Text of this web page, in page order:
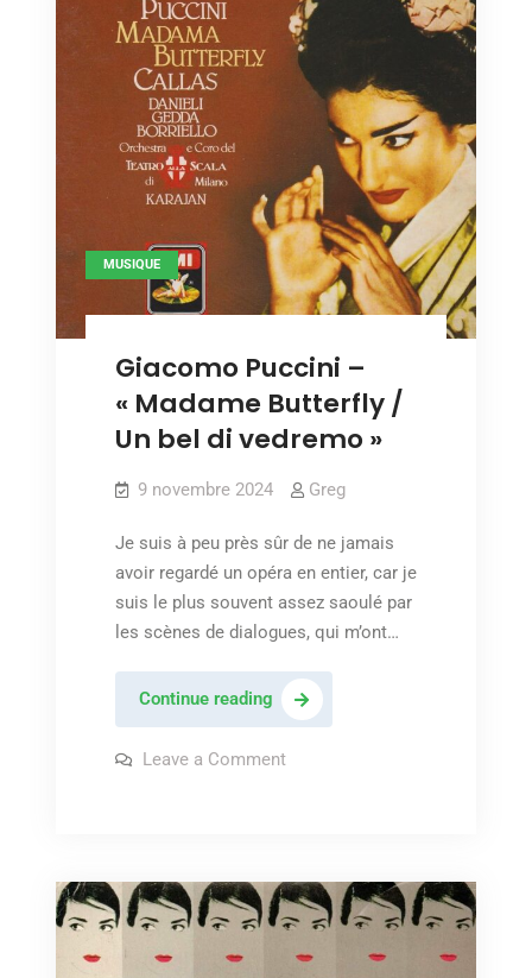
MUSIQUE
Giacomo Puccini –
« Madame Butterfly /
Un bel di vedremo »
9 novembre 2024 Greg
Je suis à peu près sûr de ne jamais
avoir regardé un opéra en entier, car je
suis le plus souvent assez saoulé par
les scènes de dialogues, qui m’ont…
Continue readingGiacomo
Puccini
–
bel
di
vedremo »
Leave a Commenton
Un
bel
di
vedremo »